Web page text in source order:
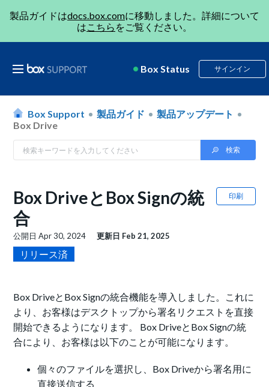
製品ガイドはdocs.box.comに移動しました。詳細について
はこちら をご覧ください。
Box Status サインイン
Box Support 製品ガイド
製品アップデート
Box Drive
印刷
Box DriveとBox Signの統
合
公開日Apr 30, 2024 更新日 Feb 21, 2025
リリース済
Box DriveとBox Signの統合機能を導入しました。これに
より、お客様はデスクトップから署名リクエストを直接
開始できるようになります。 Box DriveとBox Signの統
合により、お客様は以下のことが可能になります。
個々のファイルを選択し、Box Driveから署名用に
直接送信する